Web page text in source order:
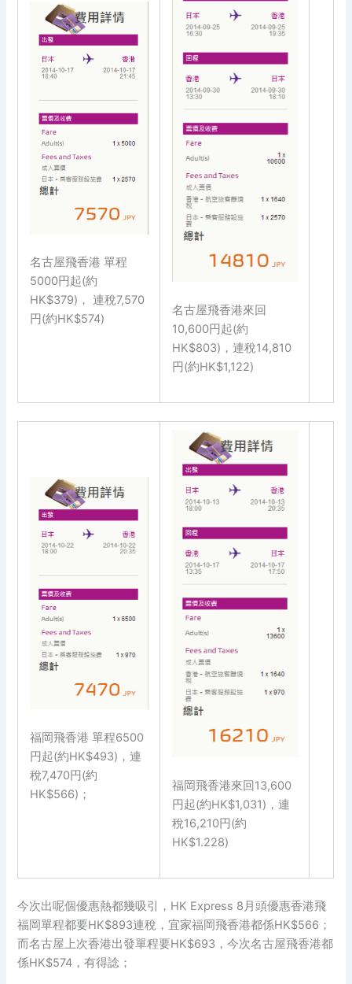
名古屋飛香港 單程
5000円起(約
HK$379)， 連稅7,570
円(約HK$574)
名古屋飛香港來回
10,600円起(約
HK$803)，連稅14,810
円(約HK$1,122)
福岡飛香港 單程6500
円起(約HK$493)，連
稅7,470円(約
HK$566)；
福岡飛香港來回13,600
円起(約HK$1,031)，連
稅16,210円(約
HK$1.228)
今次出呢個優惠熱都幾吸引，HK Express 8月頭優惠香港飛
福岡單程都要HK$893連稅，宜家福岡飛香港都係HK$566；
而名古屋上次香港出發單程要HK$693，今次名古屋飛香港都
係HK$574，有得諗；